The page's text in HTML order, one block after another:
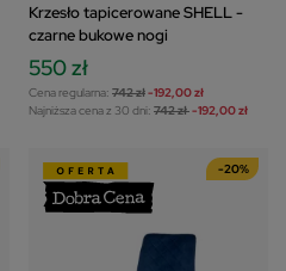
Krzesło tapicerowane SHELL -
czarne bukowe nogi
550 zł
Cena regularna: 742 zł-192,00 zł
Najniższa cena z 30 dni: 742 zł-192,00 zł
-20%